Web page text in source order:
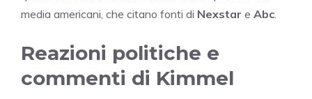
media americani, che citano fonti di Nexstar e Abc.
Reazioni politiche e
commenti di Kimmel